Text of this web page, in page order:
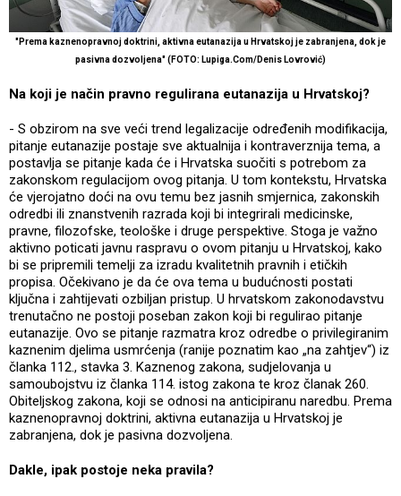
"Prema kaznenopravnoj doktrini, aktivna eutanazija u Hrvatskoj je zabranjena, dok je
pasivna dozvoljena" (FOTO: Lupiga.Com/Denis Lovrović)
Na koji je način pravno regulirana eutanazija u Hrvatskoj?
- S obzirom na sve veći trend legalizacije određenih modifikacija,
pitanje eutanazije postaje sve aktualnija i kontraverznija tema, a
postavlja se pitanje kada će i Hrvatska suočiti s potrebom za
zakonskom regulacijom ovog pitanja. U tom kontekstu, Hrvatska
će vjerojatno doći na ovu temu bez jasnih smjernica, zakonskih
odredbi ili znanstvenih razrada koji bi integrirali medicinske,
pravne, filozofske, teološke i druge perspektive. Stoga je važno
aktivno poticati javnu raspravu o ovom pitanju u Hrvatskoj, kako
bi se pripremili temelji za izradu kvalitetnih pravnih i etičkih
propisa. Očekivano je da će ova tema u budućnosti postati
ključna i zahtijevati ozbiljan pristup. U hrvatskom zakonodavstvu
trenutačno ne postoji poseban zakon koji bi regulirao pitanje
eutanazije. Ovo se pitanje razmatra kroz odredbe o privilegiranim
kaznenim djelima usmrćenja (ranije poznatim kao „na zahtjev“) iz
članka 112., stavka 3. Kaznenog zakona, sudjelovanja u
samoubojstvu iz članka 114. istog zakona te kroz članak 260.
Obiteljskog zakona, koji se odnosi na anticipiranu naredbu. Prema
kaznenopravnoj doktrini, aktivna eutanazija u Hrvatskoj je
zabranjena, dok je pasivna dozvoljena.
Dakle, ipak postoje neka pravila?